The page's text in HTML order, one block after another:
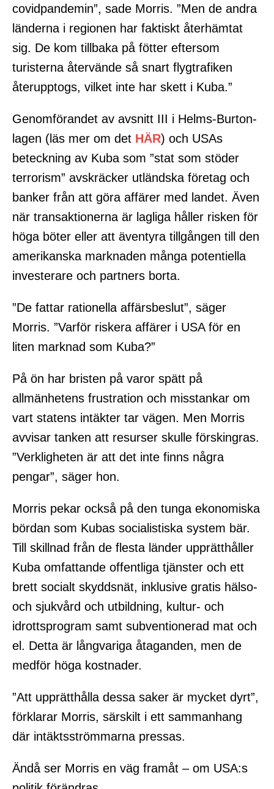
covidpandemin”, sade Morris. ”Men de andra
länderna i regionen har faktiskt återhämtat
sig. De kom tillbaka på fötter eftersom
turisterna återvände så snart flygtrafiken
återupptogs, vilket inte har skett i Kuba.”
Genomförandet av avsnitt III i Helms-Burton-
lagen (läs mer om det HÄR) och USAs
beteckning av Kuba som ”stat som stöder
terrorism” avskräcker utländska företag och
banker från att göra affärer med landet. Även
när transaktionerna är lagliga håller risken för
höga böter eller att äventyra tillgången till den
amerikanska marknaden många potentiella
investerare och partners borta.
”De fattar rationella affärsbeslut”, säger
Morris. ”Varför riskera affärer i USA för en
liten marknad som Kuba?”
På ön har bristen på varor spätt på
allmänhetens frustration och misstankar om
vart statens intäkter tar vägen. Men Morris
avvisar tanken att resurser skulle förskingras.
”Verkligheten är att det inte finns några
pengar”, säger hon.
Morris pekar också på den tunga ekonomiska
bördan som Kubas socialistiska system bär.
Till skillnad från de flesta länder upprätthåller
Kuba omfattande offentliga tjänster och ett
brett socialt skyddsnät, inklusive gratis hälso-
och sjukvård och utbildning, kultur- och
idrottsprogram samt subventionerad mat och
el. Detta är långvariga åtaganden, men de
medför höga kostnader.
”Att upprätthålla dessa saker är mycket dyrt”,
förklarar Morris, särskilt i ett sammanhang
där intäktsströmmarna pressas.
Ändå ser Morris en väg framåt – om USA:s